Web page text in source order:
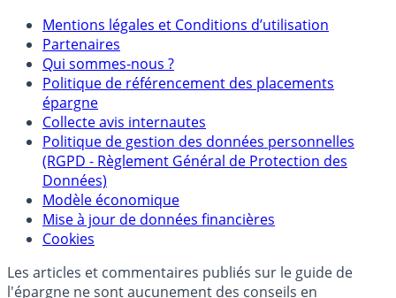
Mentions légales et Conditions d’utilisation
Partenaires
Qui sommes-nous ?
Politique de référencement des placements
épargne
Collecte avis internautes
Politique de gestion des données personnelles
(RGPD - Règlement Général de Protection des
Données)
Modèle économique
Mise à jour de données financières
Cookies